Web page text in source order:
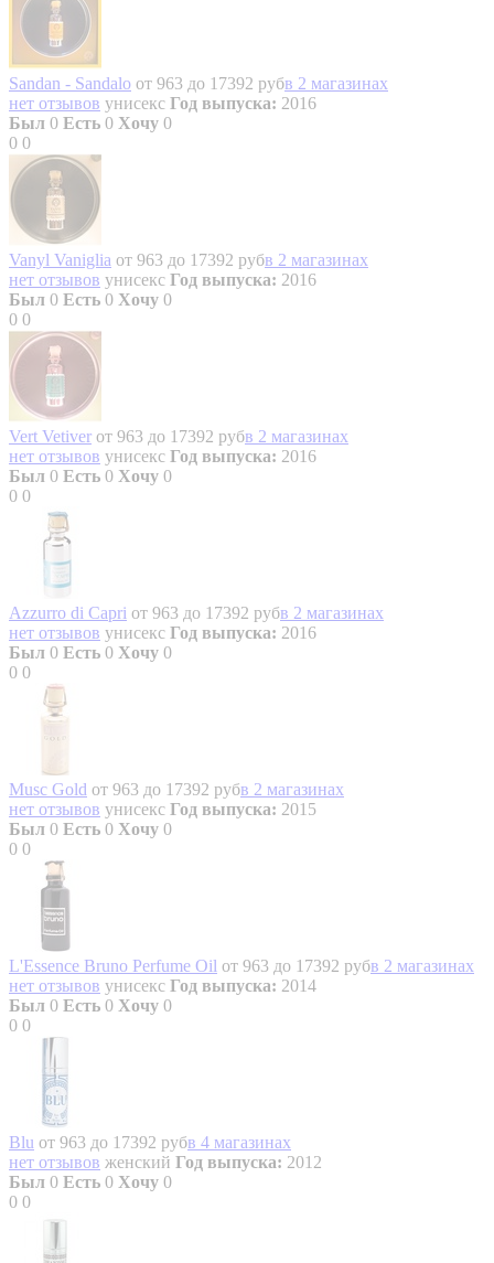
Sandan - Sandalo от 963 до 17392 рубв 2 магазинах
нет отзывов унисекс Год выпуска: 2016
Был 0 Есть 0 Хочу 0
0 0
Vanyl Vaniglia от 963 до 17392 рубв 2 магазинах
нет отзывов унисекс Год выпуска: 2016
Был 0 Есть 0 Хочу 0
0 0
Vert Vetiver от 963 до 17392 рубв 2 магазинах
нет отзывов унисекс Год выпуска: 2016
Был 0 Есть 0 Хочу 0
0 0
Azzurro di Capri от 963 до 17392 рубв 2 магазинах
нет отзывов унисекс Год выпуска: 2016
Был 0 Есть 0 Хочу 0
0 0
Musc Gold от 963 до 17392 рубв 2 магазинах
нет отзывов унисекс Год выпуска: 2015
Был 0 Есть 0 Хочу 0
0 0
L'Essence Bruno Perfume Oil от 963 до 17392 рубв 2 магазинах
нет отзывов унисекс Год выпуска: 2014
Был 0 Есть 0 Хочу 0
0 0
Blu от 963 до 17392 рубв 4 магазинах
нет отзывов женский Год выпуска: 2012
Был 0 Есть 0 Хочу 0
0 0